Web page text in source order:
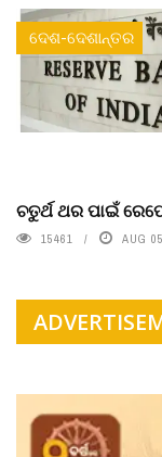
ଦେଶ-ଦେଶାନ୍ତର
ଚତୁର୍ଥ ଥର ପାଇଁ
15461 AUG